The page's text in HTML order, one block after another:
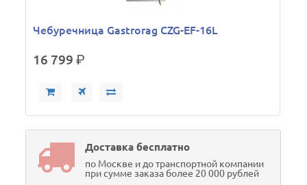
Чебуречница Gastrorag CZG-EF-16L
16 799р.
Доставка бесплатно
по Москве и до транспортной компании
при сумме заказа более 20 000 рублей